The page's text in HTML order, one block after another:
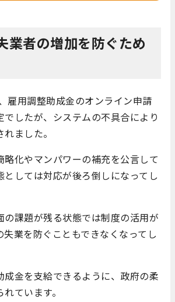
業者の増加を防ぐため
雇用調整助成金のオンライン申請
したが、システムの不具合により
ました。
略化やマンパワーの補充を公言して
としては対応が後ろ倒しになってし
の課題が残る状態では制度の活用が
業を防ぐこともできなくなってし
成金を支給できるように、政府の柔
ています。